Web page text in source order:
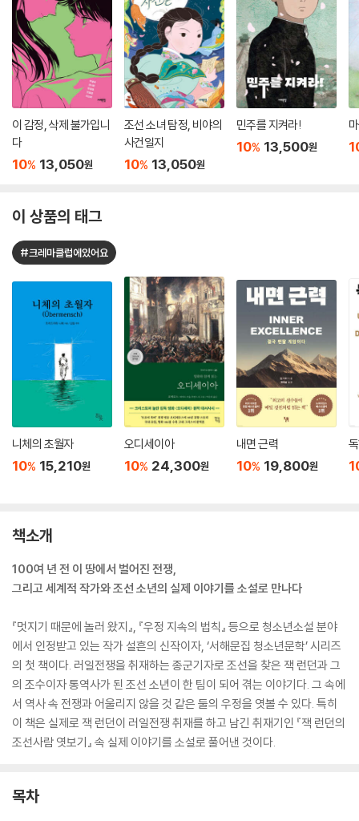
이 감정, 삭제 불가입니
다
10% 13,050원
조선 소녀 탐정, 비야의
사건일지
10% 13,050원
민주를 지켜라!
10% 13,500원
이 상품의 태그
#크레마클럽에있어요
니체의 초월자
10% 15,210원
오디세이아
10% 24,300원
내면 근력
10% 19,800원
책소개
100여 년 전 이 땅에서 벌어진 전쟁,
그리고 세계적 작가와 조선 소년의 실제 이야기를 소설로 만나다
『멋지기 때문에 놀러 왔지』, 『우정 지속의 법칙』 등으로 청소년소설 분야
에서 인정받고 있는 작가 설흔의 신작이자, ‘서해문집 청소년문학’ 시리즈
의 첫 책이다. 러일전쟁을 취재하는 종군기자로 조선을 찾은 잭 런던과 그
의 조수이자 통역사가 된 조선 소년이 한 팀이 되어 겪는 이야기다. 그 속에
서 역사 속 전쟁과 어울리지 않을 것 같은 둘의 우정을 엿볼 수 있다. 특히
이 책은 실제로 잭 런던이 러일전쟁 취재를 하고 남긴 취재기인 『잭 런던의
조선사람 엿보기』 속 실제 이야기를 소설로 풀어낸 것이다.
목차